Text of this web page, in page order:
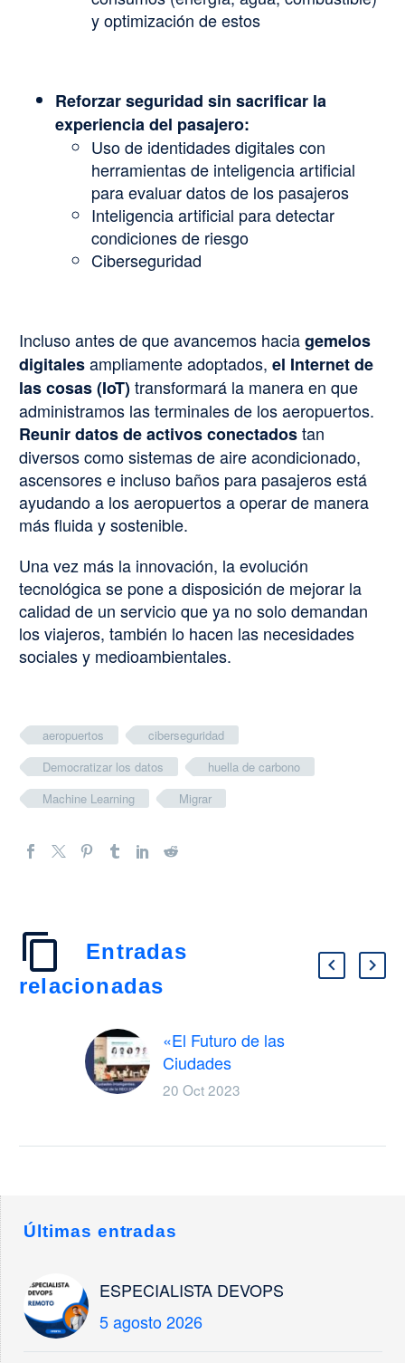
y optimización de estos
Reforzar seguridad sin sacrificar la
experiencia del pasajero:
Uso de identidades digitales con
herramientas de inteligencia artificial
para evaluar datos de los pasajeros
Inteligencia artificial para detectar
condiciones de riesgo
Ciberseguridad
Incluso antes de que avancemos haciagemelos
digitalesampliamente adoptados, el Internet de
las cosas (IoT)transformará la manera en que
administramos las terminales de los aeropuertos.
Reunir datos de activos conectadostan
diversos como sistemas de aire acondicionado,
ascensores e incluso baños para pasajeros está
ayudando a los aeropuertos a operar de manera
más fluida y sostenible.
Una vez más la innovación, la evolución
tecnológica se pone a disposición de mejorar la
calidad de un servicio que ya no solo demandan
los viajeros, también lo hacen las necesidades
sociales y medioambientales.
aeropuertos
ciberseguridad
Democratizar los datos
huella de carbono
Machine Learning
Migrar
Entradas
relacionadas
«El Futuro de las
Ciudades
Inteligentes:
RECI 2023»
edición, se está
Las Rozas los…
20 Oct 2023
Últimas entradas
ESPECIALISTA DEVOPS
5 agosto 2026